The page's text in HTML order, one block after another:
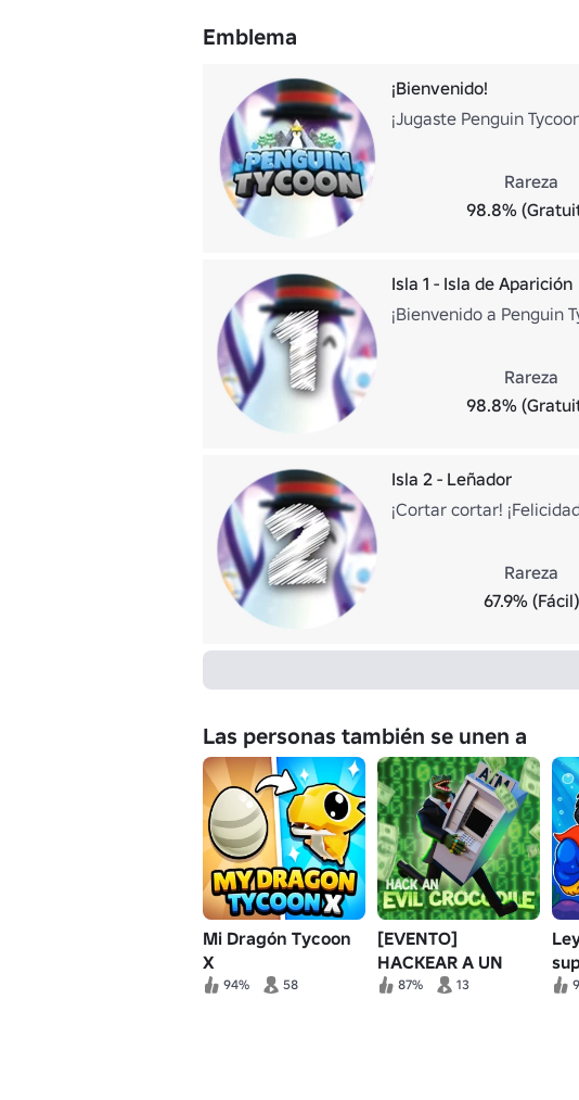
Emblema
¡Bienvenido!
¡Jugaste Penguin
Rareza
98.8%
Isla 1 - Isla de Aparición
¡Bienvenido a Penguin
Rareza
98.8%
Isla 2 - Leñador
¡Cortar cortar!
Rareza
67.9% (Fácil)
Las personas también se unen a
Mi Dragón Tycoon
X
94% 58
[EVENTO]
HACKEAR A UN
COCODRILO
87% 13